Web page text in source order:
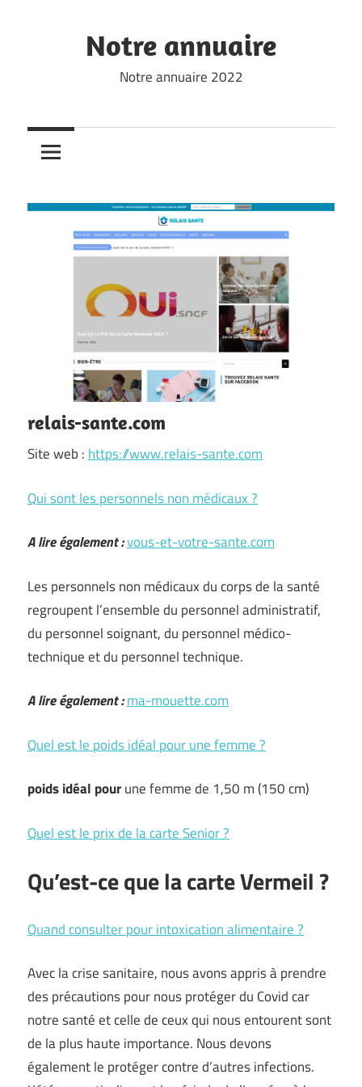
Notre annuaire
Notre annuaire 2022
relais-sante.com
Site web : https://www.relais-sante.com
Qui sont les personnels non médicaux ?
A lire également :vous-et-votre-sante.com
Les personnels non médicaux du corps de la santé
regroupent l’ensemble du personnel administratif,
du personnel soignant, du personnel médico-
technique et du personnel technique.
A lire également :ma-mouette.com
Quel est le poids idéal pour une femme ?
poids idéal pourune femme de 1,50 m (150 cm)
Quel est le prix de la carte Senior ?
Qu’est-ce que la carte Vermeil ?
Quand consulter pour intoxication alimentaire ?
Avec la crise sanitaire, nous avons appris à prendre
des précautions pour nous protéger du Covid car
notre santé et celle de ceux qui nous entourent sont
de la plus haute importance. Nous devons
également le protéger contre d’autres infections.